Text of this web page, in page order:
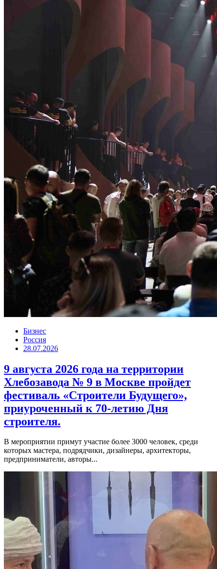
Бизнес
Россия
28.07.2026
9 августа 2026 года на территории
Хлебозавода № 9 в Москве пройдет
фестиваль «Строители Будущего»,
приуроченный к 70-летию Дня
строителя.
В мероприятии примут участие более 3000 человек, среди
которых мастера, подрядчики, дизайнеры, архитекторы,
предприниматели, авторы...